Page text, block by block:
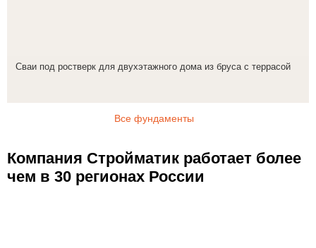
Сваи под ростверк для двухэтажного дома из бруса с террасой
Все фундаменты
Компания Стройматик работает более
чем в 30 регионах России